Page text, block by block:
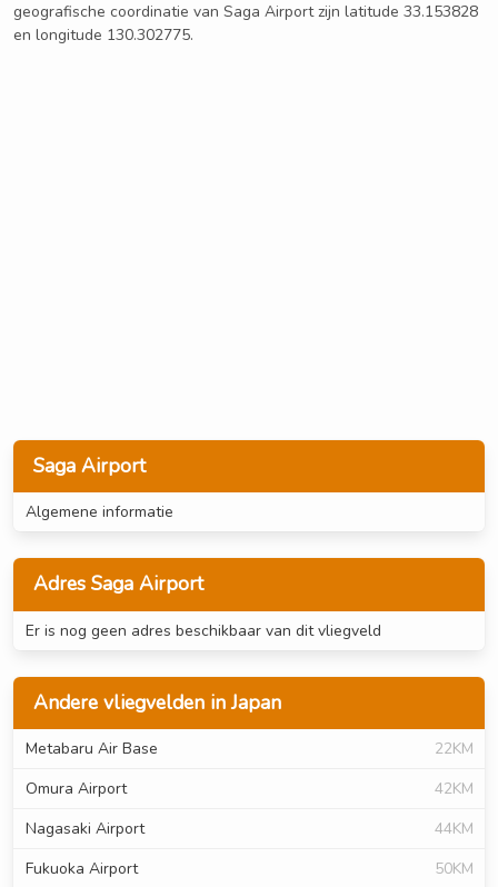
Saga Airport
Algemene informatie
Adres Saga Airport
Er is nog geen adres beschikbaar van dit vliegveld
Andere vliegvelden in Japan
Metabaru Air Base
22KM
Omura Airport
42KM
Nagasaki Airport
44KM
Fukuoka Airport
50KM
geografische coordinatie van Saga Airport zijn latitude 33.153828
en longitude 130.302775.